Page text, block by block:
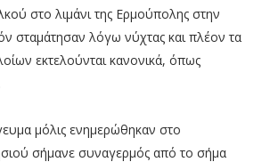
στο λιμάνι της Ερμούπολης στην
σταμάτησαν λόγω νύχτας και πλέον τα
εκτελούνται κανονικά, όπως
μόλις ενημερώθηκαν στο
σήμανε συναγερμός από το σήμα